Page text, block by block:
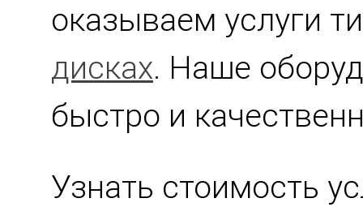
оказываем услуги
дисках. Наше
быстро и
Узнать стоимость